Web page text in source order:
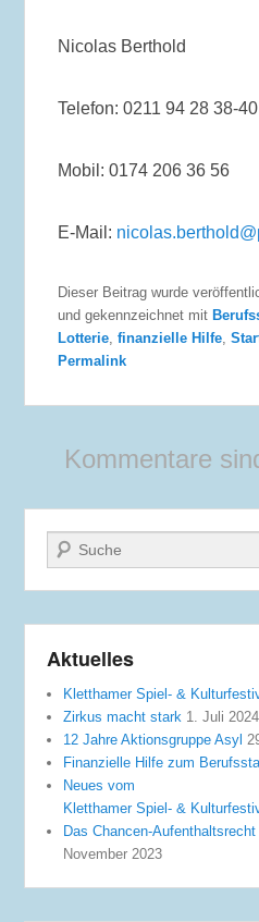
Nicolas Berthold
Telefon: 0211 94 28 38-40
Mobil: 0174 206 36 56
E-Mail:
Dieser Beitrag wurde
und gekennzeichnet mit
Lotterie ,finanzielle Hilfe ,
Permalink
Kommentare
Suche
Aktuelles
Kletthamer Spiel- &
Zirkus macht stark 1. Juli 2024
12 Jahre Aktionsgruppe Asyl
Finanzielle Hilfe zum
Neues vom
Kletthamer Spiel- &
Das Chancen-
November 2023